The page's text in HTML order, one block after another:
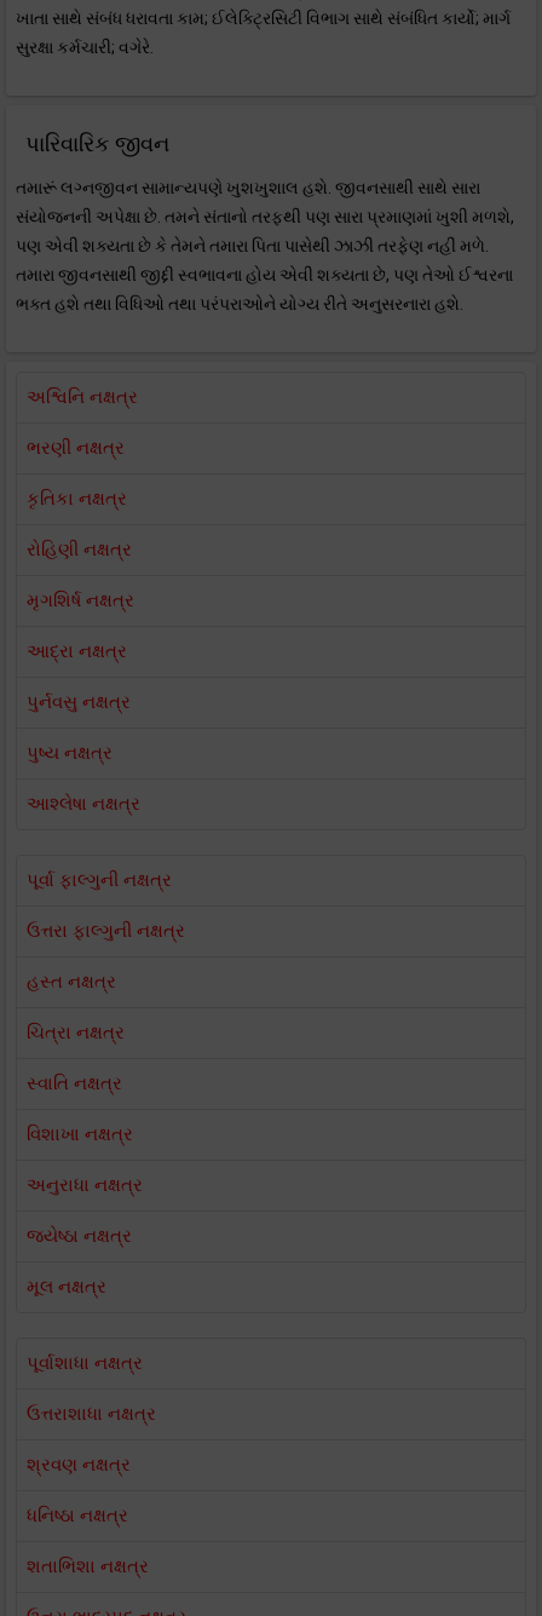
ખાતા સાથે સંબંધ ધરાવતા કામ; ઈલેક્ટ્રિસિટી વિભાગ સાથે સંબંધિત કાર્યો; માર્ગ
સુરક્ષા કર્મચારી; વગેરે.
પારિવારિક જીવન
તમારૂં લગ્નજીવન સામાન્યપણે ખુશખુશાલ હશે. જીવનસાથી સાથે સારા
સંયોજનની અપેક્ષા છે. તમને સંતાનો તરફથી પણ સારા પ્રમાણમાં ખુશી મળશે,
પણ એવી શક્યતા છે કે તેમને તમારા પિતા પાસેથી ઝાઝી તરફેણ નહીં મળે.
તમારા જીવનસાથી જીદ્દી સ્વભાવના હોય એવી શક્યતા છે, પણ તેઓ ઈશ્વરના
ભક્ત હશે તથા વિધિઓ તથા પરંપરાઓને યોગ્ય રીતે અનુસરનારા હશે.
અશ્વિનિ નક્ષત્ર
ભરણી નક્ષત્ર
કૃતિકા નક્ષત્ર
રોહિણી નક્ષત્ર
મૃગશિર્ષ નક્ષત્ર
આદ્રા નક્ષત્ર
પુર્નવસુ નક્ષત્ર
પુષ્ય નક્ષત્ર
આશ્લેષા નક્ષત્ર
પૂર્વા ફાલ્ગુની નક્ષત્ર
ઉત્તરા ફાલ્ગુની નક્ષત્ર
હસ્ત નક્ષત્ર
ચિત્રા નક્ષત્ર
સ્વાતિ નક્ષત્ર
વિશાખા નક્ષત્ર
અનુરાધા નક્ષત્ર
જ્યેષ્ઠા નક્ષત્ર
મૂલ નક્ષત્ર
પૂર્વાશાધા નક્ષત્ર
ઉત્તરાશાધા નક્ષત્ર
શ્રવણ નક્ષત્ર
ધનિષ્ઠા નક્ષત્ર
શતાભિશા નક્ષત્ર